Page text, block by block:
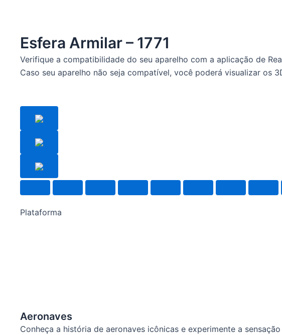
Esfera Armilar – 1771
Verifique a compatibilidade do seu aparelho com a aplicação de
Caso seu aparelho não seja compatível, você poderá visualizar os
Plataforma
Aeronaves
Conheça a história de aeronaves icônicas e experimente a